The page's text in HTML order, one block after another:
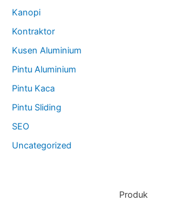
Kanopi
Kontraktor
Kusen Aluminium
Pintu Aluminium
Pintu Kaca
Pintu Sliding
SEO
Uncategorized
Produk